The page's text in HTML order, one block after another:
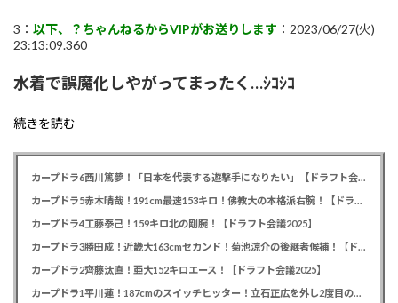
3： 以下、？ちゃんねるからVIPがお送りします ：2023/06/27(火)
23:13:09.360
水着で誤魔化しやがってまったく…ｼｺｼｺ
続きを読む
カープドラ4工藤泰己！159キロ北の剛腕！【ドラフト会議2025】
カープドラ2齊藤汰直！亜大152キロエース！【ドラフト会議2025】